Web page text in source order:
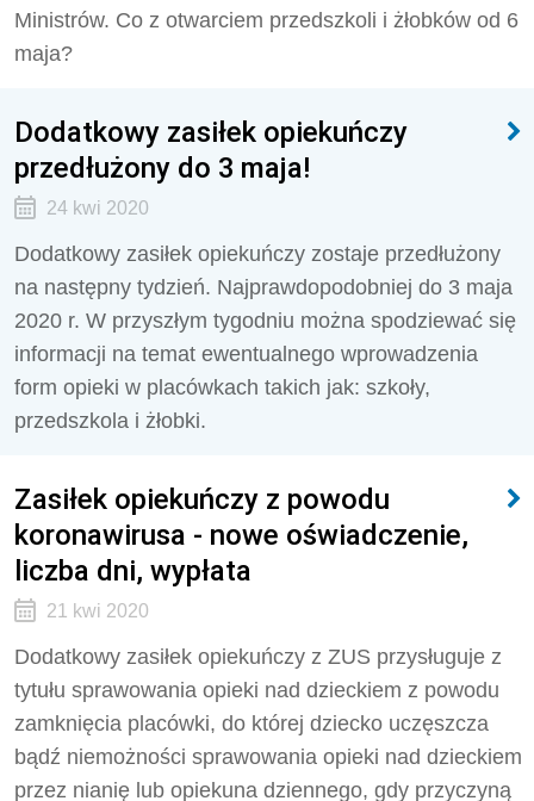
Ministrów. Co z otwarciem przedszkoli i żłobków od 6
maja?
Dodatkowy zasiłek opiekuńczy
przedłużony do 3 maja!
24 kwi 2020
Dodatkowy zasiłek opiekuńczy zostaje przedłużony
na następny tydzień. Najprawdopodobniej do 3 maja
2020 r. W przyszłym tygodniu można spodziewać się
informacji na temat ewentualnego wprowadzenia
form opieki w placówkach takich jak: szkoły,
przedszkola i żłobki.
Zasiłek opiekuńczy z powodu
koronawirusa - nowe oświadczenie,
liczba dni, wypłata
21 kwi 2020
Dodatkowy zasiłek opiekuńczy z ZUS przysługuje z
tytułu sprawowania opieki nad dzieckiem z powodu
zamknięcia placówki, do której dziecko uczęszcza
bądź niemożności sprawowania opieki nad dzieckiem
przez nianię lub opiekuna dziennego, gdy przyczyną